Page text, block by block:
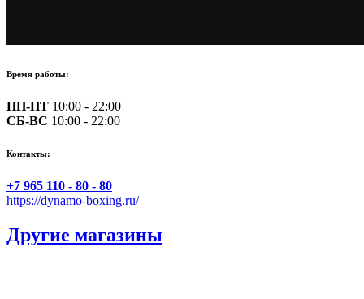
Время работы:
ПН-ПТ 10:00 - 22:00
СБ-ВС 10:00 - 22:00
Контакты:
+7 965 110 - 80 - 80
https://dynamo-boxing.ru/
Другие магазины